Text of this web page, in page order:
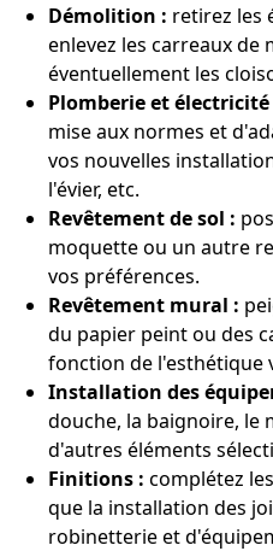
Démolition : retirez les
enlevez les carreaux de
éventuellement les
Plomberie et électricité
mise aux normes et
vos nouvelles
l'évier, etc.
Revêtement de sol :
moquette ou un autre
vos préférences.
Revêtement mural :
du papier peint ou des
fonction de l'esthétique
Installation des
douche, la baignoire, le
d'autres éléments
Finitions : complétez
que la installation des
robinetterie et